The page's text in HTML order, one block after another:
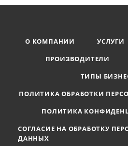
О КОМПАНИИ УСЛУГИ
ПРОИЗВОДИТЕЛИ
ТИПЫ
ПОЛИТИКА ОБРАБОТКИ
ПОЛИТИКА
СОГЛАСИЕ НА ОБРАБОТКУ
ДАННЫХ